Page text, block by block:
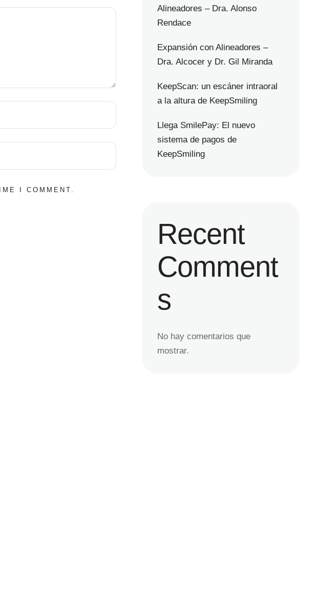
I COMMENT.
Alineadores – Dra. Alonso
Rendace
Expansión con Alineadores –
Dra. Alcocer y Dr. Gil Miranda
KeepScan: un escáner intraoral
a la altura de KeepSmiling
Llega SmilePay: El nuevo
sistema de pagos de
KeepSmiling
Recent
Comment
s
No hay comentarios que
mostrar.